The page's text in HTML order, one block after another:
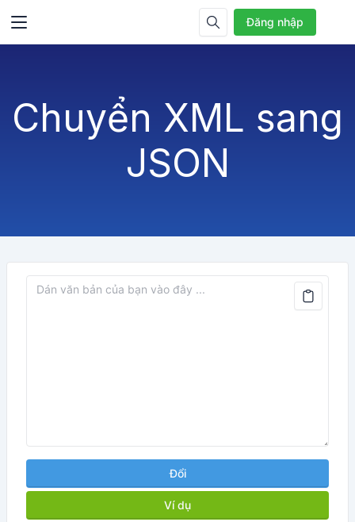
Đăng nhập
Chuyển XML sang
JSON
Đổi
Ví dụ